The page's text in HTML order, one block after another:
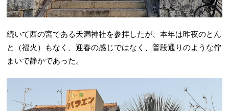
続いて西の宮である天満神社を参拝したが、本年は昨夜のとん
と（福火）もなく、迎春の感じではなく、普段通りのような佇
まいで静かであった。